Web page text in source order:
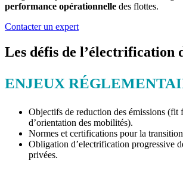
performance opérationnelle des flottes.
Contacter un expert
Les défis de l’électrification
ENJEUX
Objectifs de reduction des émissions
d’orientation des mobilités).
Normes et certifications pour la
Obligation d’electrification progressive
privées.